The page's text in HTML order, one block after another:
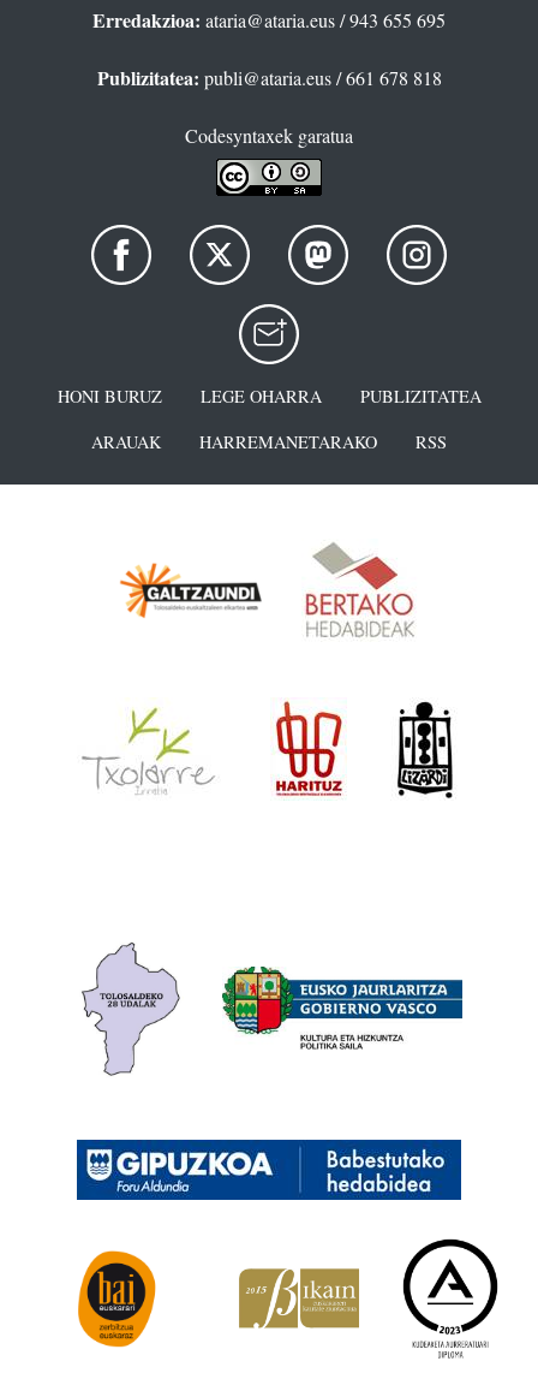
Erredakzioa: ataria@ataria.eus/ 943 655 695
Publizitatea: publi@ataria.eus/ 661 678 818
Codesyntaxek garatua
HONI BURUZ LEGE OHARRA
PUBLIZITATEA
ARAUAK
HARREMANETARAKO RSS